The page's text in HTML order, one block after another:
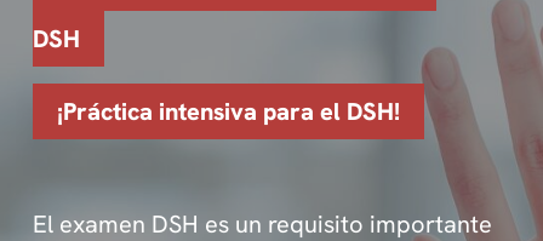
DSH
¡Práctica intensiva para el DSH!
El examen DSH es un requisito importante